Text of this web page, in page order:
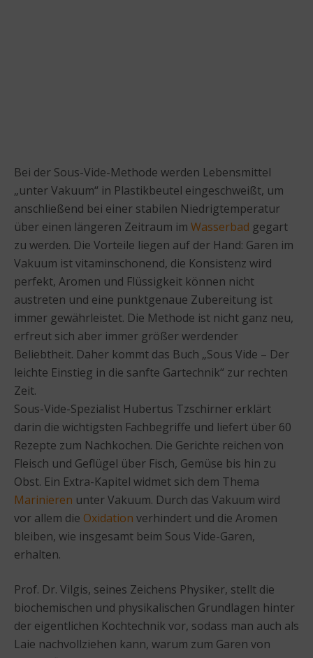
Bei der Sous-Vide-Methode werden Lebensmittel
„unter Vakuum“ in Plastikbeutel eingeschweißt, um
anschließend bei einer stabilen Niedrigtemperatur
über einen längeren Zeitraum im Wasserbad gegart
zu werden. Die Vorteile liegen auf der Hand: Garen im
Vakuum ist vitaminschonend, die Konsistenz wird
perfekt, Aromen und Flüssigkeit können nicht
austreten und eine punktgenaue Zubereitung ist
immer gewährleistet. Die Methode ist nicht ganz neu,
erfreut sich aber immer größer werdender
Beliebtheit. Daher kommt das Buch „Sous Vide – Der
leichte Einstieg in die sanfte Gartechnik“ zur rechten
Zeit.
Sous-Vide-Spezialist Hubertus Tzschirner erklärt
darin die wichtigsten Fachbegriffe und liefert über 60
Rezepte zum Nachkochen. Die Gerichte reichen von
Fleisch und Geflügel über Fisch, Gemüse bis hin zu
Obst. Ein Extra-Kapitel widmet sich dem Thema
Marinieren unter Vakuum. Durch das Vakuum wird
vor allem die Oxidation verhindert und die Aromen
bleiben, wie insgesamt beim Sous Vide-Garen,
erhalten.
Prof. Dr. Vilgis, seines Zeichens Physiker, stellt die
biochemischen und physikalischen Grundlagen hinter
der eigentlichen Kochtechnik vor, sodass man auch als
Laie nachvollziehen kann, warum zum Garen von